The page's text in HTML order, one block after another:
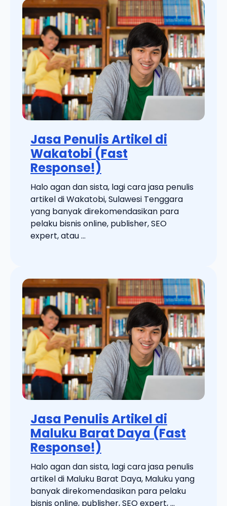
Jasa Penulis Artikel di
Wakatobi (Fast
Response!)
Halo agan dan sista, lagi cara jasa penulis
artikel di Wakatobi, Sulawesi Tenggara
yang banyak direkomendasikan para
pelaku bisnis online, publisher, SEO
expert, atau ...
Jasa Penulis Artikel di
Maluku Barat Daya (Fast
Response!)
Halo agan dan sista, lagi cara jasa penulis
artikel di Maluku Barat Daya, Maluku yang
banyak direkomendasikan para pelaku
bisnis online, publisher, SEO expert, ...